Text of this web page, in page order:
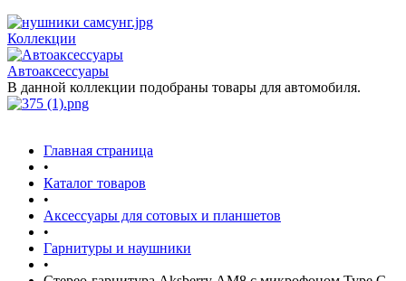
Коллекции
Автоаксессуары
В данной коллекции подобраны товары для автомобиля.
Главная страница
•
Каталог товаров
•
Аксессуары для сотовых и планшетов
•
Гарнитуры и наушники
•